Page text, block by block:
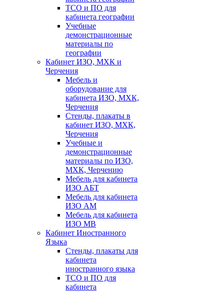
ТСО и ПО для
кабинета географии
Учебные
демонстрационные
материалы по
географии
Кабинет ИЗО, МХК и
Черчения
Мебель и
оборудование для
кабинета ИЗО, МХК,
Черчения
Стенды, плакаты в
кабинет ИЗО, МХК,
Черчения
Учебные и
демонстрационные
материалы по ИЗО,
МХК, Черчению
Мебель для кабинета
ИЗО АБТ
Мебель для кабинета
ИЗО АМ
Мебель для кабинета
ИЗО МВ
Кабинет Иностранного
Языка
Стенды, плакаты для
кабинета
иностранного языка
ТСО и ПО для
кабинета